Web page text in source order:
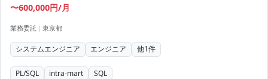
〜600,000円/月
業務委託 | 東京都
システムエンジニア エンジニア 他1件
PL/SQL intra-mart SQL